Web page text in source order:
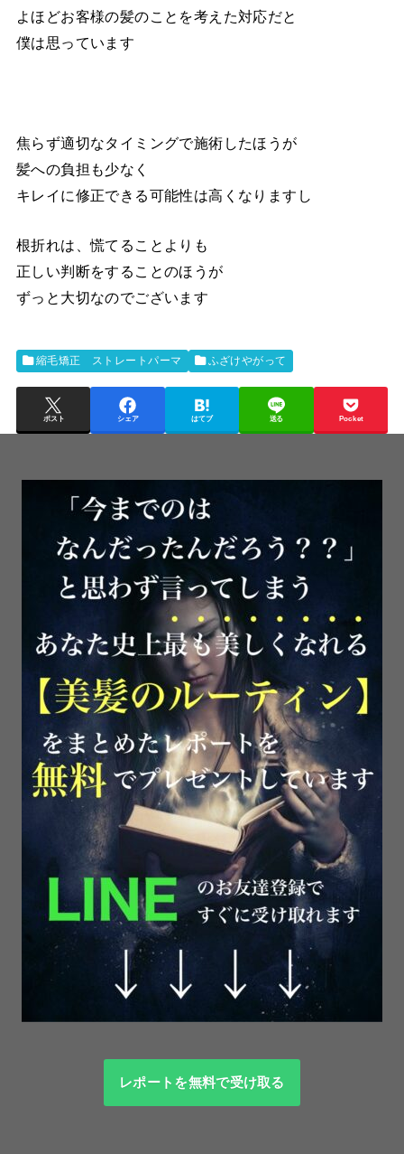
よほどお客様の髪のことを考えた対応だと
僕は思っています
焦らず適切なタイミングで施術したほうが
髪への負担も少なく
キレイに修正できる可能性は高くなりますし
根折れは、慌てることよりも
正しい判断をすることのほうが
ずっと大切なのでございます
縮毛矯正 ストレートパーマ ふざけやがって
ポスト シェア はてブ 送る Pocket
レポートを無料で受け取る